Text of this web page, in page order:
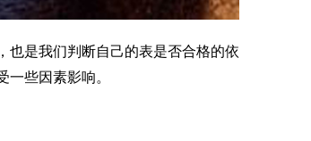
是我们判断自己的表是否合格的依
些因素影响。